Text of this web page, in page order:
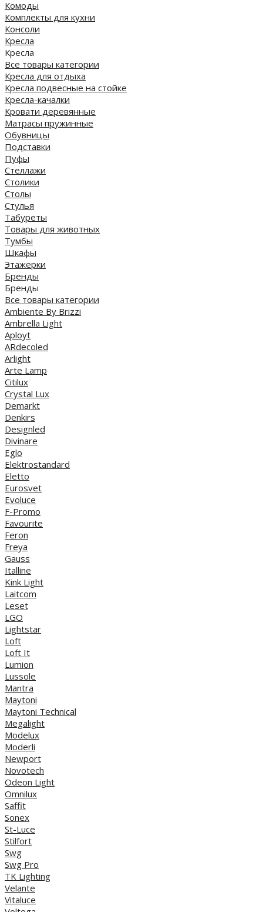
Комоды
Комплекты для кухни
Консоли
Кресла
Кресла
Все товары категории
Кресла для отдыха
Кресла подвесные на стойке
Кресла-качалки
Кровати деревянные
Матрасы пружинные
Обувницы
Подставки
Пуфы
Стеллажи
Столики
Столы
Стулья
Табуреты
Товары для животных
Тумбы
Шкафы
Этажерки
Бренды
Бренды
Все товары категории
Ambiente By Brizzi
Ambrella Light
Aployt
ARdecoled
Arlight
Arte Lamp
Citilux
Crystal Lux
Demarkt
Denkirs
Designled
Divinare
Eglo
Elektrostandard
Eletto
Eurosvet
Evoluce
F-Promo
Favourite
Feron
Freya
Gauss
Italline
Kink Light
Laitcom
Leset
LGO
Lightstar
Loft
Loft It
Lumion
Lussole
Mantra
Maytoni
Maytoni Technical
Megalight
Modelux
Moderli
Newport
Novotech
Odeon Light
Omnilux
Saffit
Sonex
St-Luce
Stilfort
Swg
Swg Pro
TK Lighting
Velante
Vitaluce